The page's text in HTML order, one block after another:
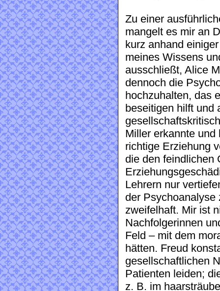
Zu einer
mangelt es mir an
kurz anhand
meines Wissens
ausschließt, Alice
dennoch die
hochzuhalten, das
beseitigen hilft und
Miller erkannte
richtige Erziehung
die den feindlichen
Lehrern nur
der Psychoanalyse
zweifelhaft. Mir ist
Nachfolgerinnen
Feld – mit dem
hätten. Freud
gesellschaftlichen
Patienten leiden;
z. B. im